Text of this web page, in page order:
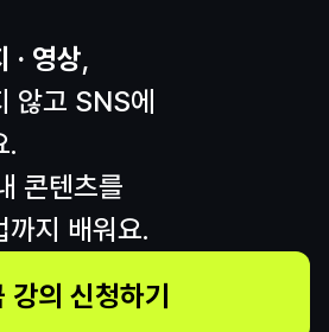
· 영상,
않고 SNS에
.
콘텐츠를
까지 배워요.
강의 신청하기